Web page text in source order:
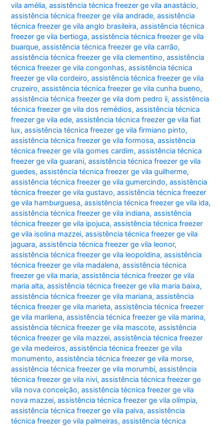
vila amélia,assistência técnica freezer ge vila anastácio,
assistência técnica freezer ge vila andrade,assistência
técnica freezer ge vila anglo brasileira,assistência técnica
freezer ge vila bertioga,assistência técnica freezer ge vila
buarque,assistência técnica freezer ge vila carrão,
assistência técnica freezer ge vila clementino,assistência
técnica freezer ge vila congonhas,assistência técnica
freezer ge vila cordeiro,assistência técnica freezer ge vila
cruzeiro,assistência técnica freezer ge vila cunha bueno,
assistência técnica freezer ge vila dom pedro ii,assistência
técnica freezer ge vila dos remédios,assistência técnica
freezer ge vila ede,assistência técnica freezer ge vila fiat
lux,assistência técnica freezer ge vila firmiano pinto,
assistência técnica freezer ge vila formosa,assistência
técnica freezer ge vila gomes cardim,assistência técnica
freezer ge vila guarani,assistência técnica freezer ge vila
guedes,assistência técnica freezer ge vila guilherme,
assistência técnica freezer ge vila gumercindo,assistência
técnica freezer ge vila gustavo,assistência técnica freezer
ge vila hamburguesa,assistência técnica freezer ge vila ida,
assistência técnica freezer ge vila indiana,assistência
técnica freezer ge vila ipojuca,assistência técnica freezer
ge vila isolina mazzei,assistência técnica freezer ge vila
jaguara,assistência técnica freezer ge vila leonor,
assistência técnica freezer ge vila leopoldina,assistência
técnica freezer ge vila madalena,assistência técnica
freezer ge vila maria,assistência técnica freezer ge vila
maria alta,assistência técnica freezer ge vila maria baixa,
assistência técnica freezer ge vila mariana,assistência
técnica freezer ge vila marieta,assistência técnica freezer
ge vila marilena,assistência técnica freezer ge vila marina,
assistência técnica freezer ge vila mascote,assistência
técnica freezer ge vila mazzei,assistência técnica freezer
ge vila medeiros,assistência técnica freezer ge vila
monumento,assistência técnica freezer ge vila morse,
assistência técnica freezer ge vila morumbi,assistência
técnica freezer ge vila nivi,assistência técnica freezer ge
vila nova conceição,assistência técnica freezer ge vila
nova mazzei,assistência técnica freezer ge vila olímpia,
assistência técnica freezer ge vila paiva,assistência
técnica freezer ge vila palmeiras,assistência técnica